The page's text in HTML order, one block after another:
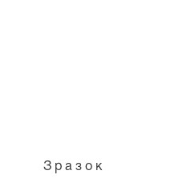
З р а з о к